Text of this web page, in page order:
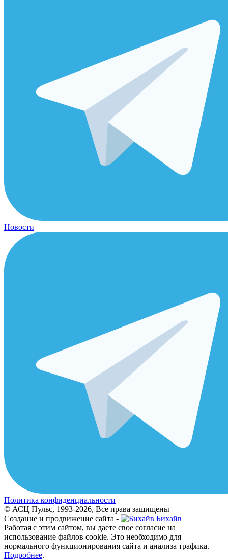
Новости
Политика конфиденциальности
© АСЦ Пульс, 1993-2026, Все права защищены
Создание и продвижение сайта -
Бихайв
Работая с этим сайтом, вы даете свое согласие на
использование файлов cookie. Это необходимо для
нормального функционирования сайта и анализа трафика.
Подробнее.